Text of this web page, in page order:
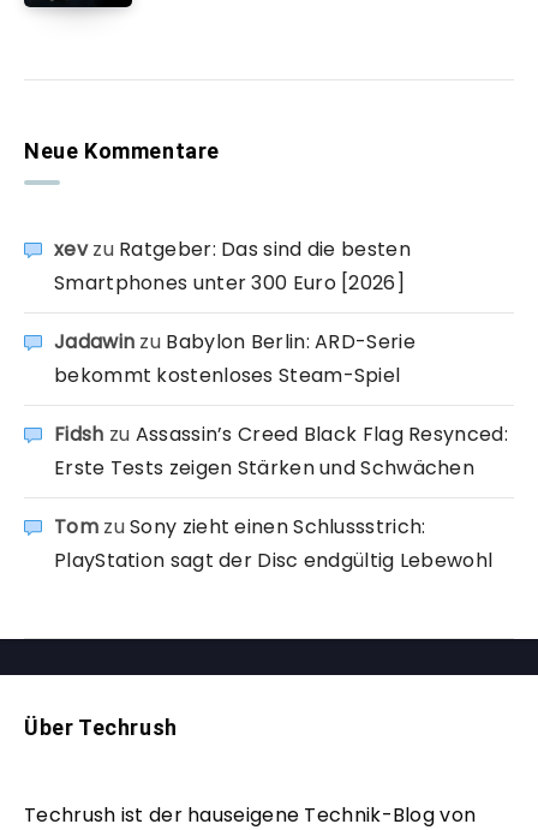
Neue Kommentare
xevzu Ratgeber: Das sind die besten
Smartphones unter 300 Euro [2026]
Jadawin zu Babylon Berlin: ARD-Serie
bekommt kostenloses Steam-Spiel
Fidsh zu Assassin’s Creed Black Flag Resynced:
Erste Tests zeigen Stärken und Schwächen
TomzuSony zieht einen Schlussstrich:
PlayStation sagt der Disc endgültig Lebewohl
Über Techrush
Techrush ist der hauseigene Technik-Blog von